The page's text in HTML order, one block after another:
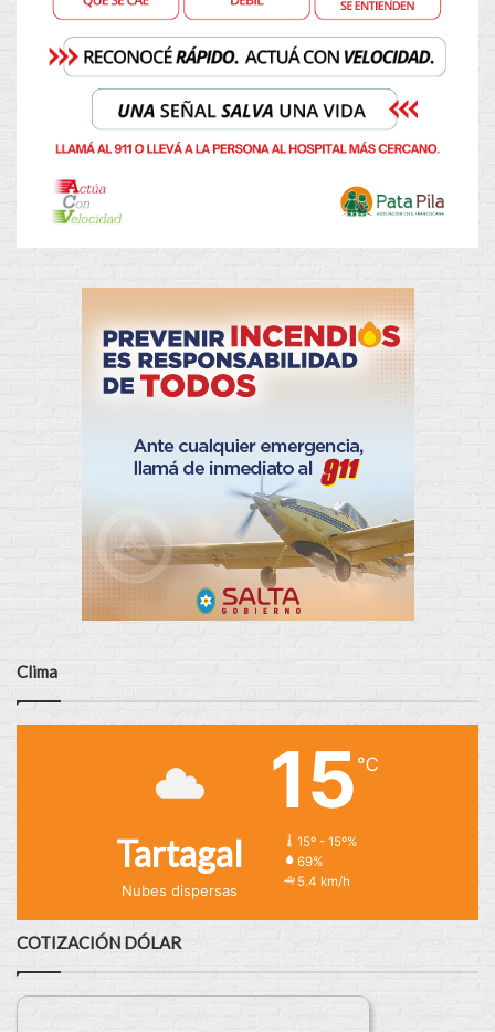
Clima
Tartagal
Nubes dispersas
15 ℃
15º - 15º%
69%
5.4 km/h
COTIZACIÓN DÓLAR